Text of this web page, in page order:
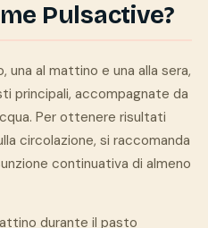
Pulsactive?
una al mattino e una alla sera,
principali, accompagnate da
Per ottenere risultati
circolazione, si raccomanda
continuativa di almeno
durante il pasto